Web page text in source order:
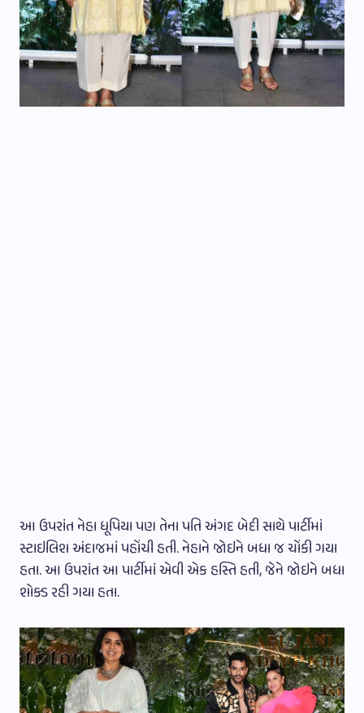
આ ઉપરાંત નેહા ધૂપિયા પણ તેના પતિ અંગદ બેદી સાથે પાર્ટીમાં
સ્ટાઇલિશ અંદાજમાં પહોંચી હતી. નેહાને જોઇને બધા જ ચોંકી ગયા
હતા. આ ઉપરાંત આ પાર્ટીમાં એવી એક હસ્તિ હતી, જેને જોઇને બધા
શોક્ડ રહી ગયા હતા.